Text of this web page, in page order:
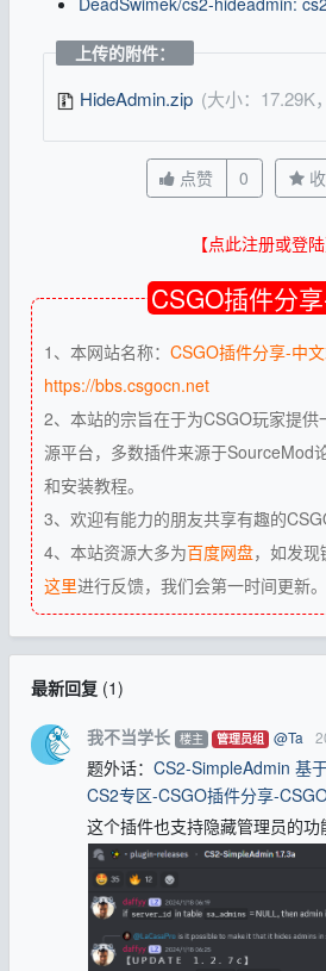
上传的附件：
HideAdmin.zip (大小：17.29K
点赞 0
【点此注册或登陆
CSGO插件分
1、本网站名称： CSGO插件分享-中
https://bbs.csgocn.net
2、本站的宗旨在于为CSGO玩家提供
源平台，多数插件来源于SourceMod
和安装教程。
3、欢迎有能力的朋友共享有趣的
4、本站资源大多为百度网盘，如发现
这里进行反馈，我们会第一时间更新。
最新回复(1)
我不当学长 楼主 管理员组 @Ta
题外话：CS2-SimpleAdmin 基
CS2专区-CSGO插件分享-
这个插件也支持隐藏管理员的功